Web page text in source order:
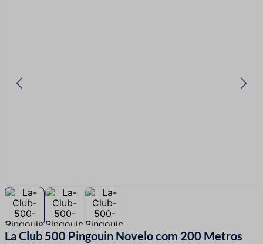
La Club 500 Pingouin Novelo com 200 Metros
8º